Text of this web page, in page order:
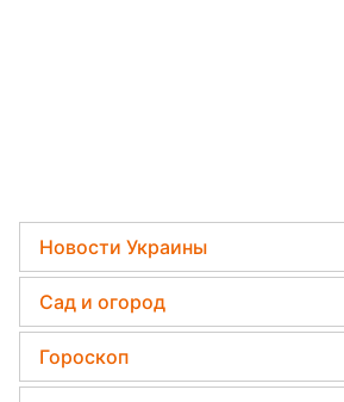
Новости Украины
Политика
Отключения света
Телеграм новости Украины
Сад и огород
Садовод назвал самое
против сорняков
Гороскоп